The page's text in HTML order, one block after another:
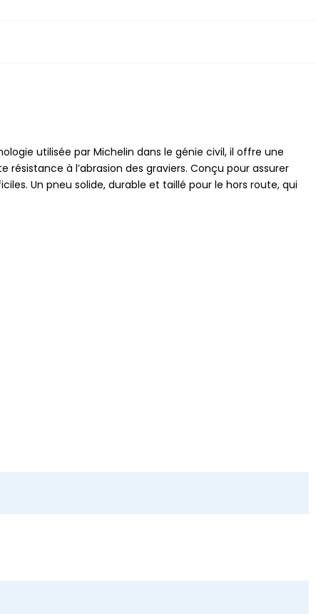
utilisée par Michelin dans le génie civil, il offre une
à l’abrasion des graviers. Conçu pour assurer
Un pneu solide, durable et taillé pour le hors route, qui